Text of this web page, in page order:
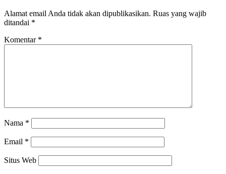
Alamat email Anda tidak akan dipublikasikan. Ruas yang wajib
ditandai *
Komentar *
Nama *
Email *
Situs Web